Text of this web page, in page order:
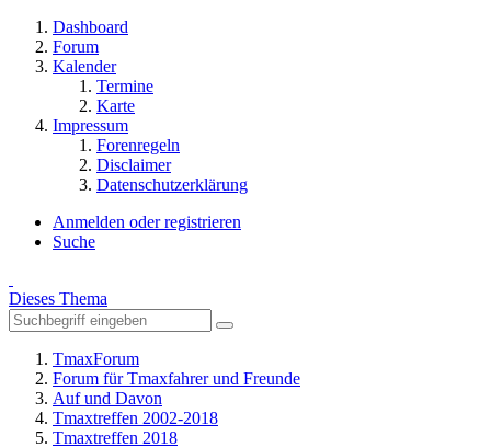
Dashboard
Forum
Kalender
Termine
Karte
Impressum
Forenregeln
Disclaimer
Datenschutzerklärung
Anmelden oder registrieren
Suche
Dieses Thema
TmaxForum
Forum für Tmaxfahrer und Freunde
Auf und Davon
Tmaxtreffen 2002-2018
Tmaxtreffen 2018